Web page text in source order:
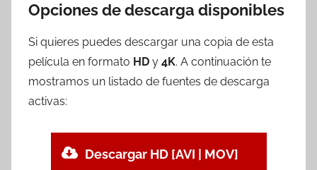
Opciones de descarga disponibles
Si quieres puedes descargar una copia de esta
película en formato HD y 4K. A continuación te
mostramos un listado de fuentes de descarga
activas:
Descargar HD [AVI | MOV]